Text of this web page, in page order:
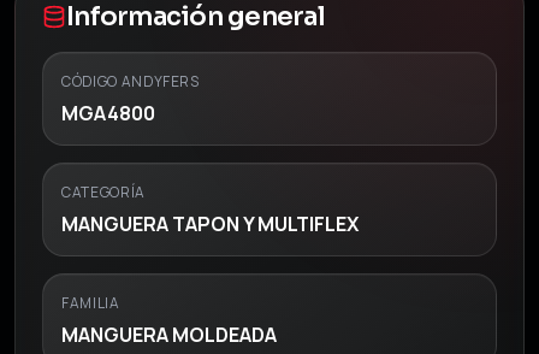
Información general
CÓDIGO ANDYFERS
MGA4800
CATEGORÍA
MANGUERA TAPON Y MULTIFLEX
FAMILIA
MANGUERA MOLDEADA